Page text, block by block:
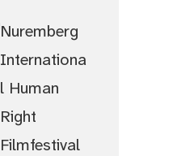
Nuremberg
Internationa
l Human
Right
Filmfestival